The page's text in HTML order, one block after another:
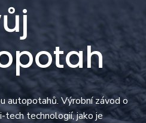
autopotahů. Výrobní závod o
technologií, jako je